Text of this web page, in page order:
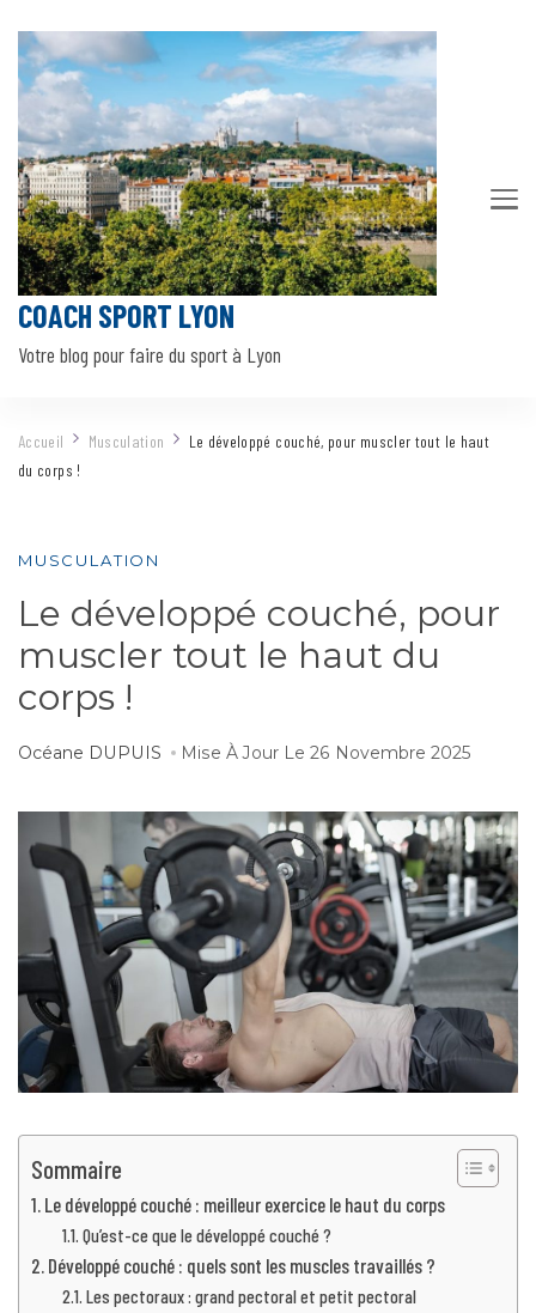
COACH SPORT LYON
Votre blog pour faire du sport à Lyon
Accueil Musculation
Le développé couché, pour muscler tout le haut
du corps !
MUSCULATION
Le développé couché, pour
muscler tout le haut du
corps !
Océane DUPUIS Mise À Jour Le 26 Novembre 2025
Sommaire
Le développé couché : meilleur exercice le haut du corps
Qu’est-ce que le développé couché ?
Développé couché : quels sont les muscles travaillés ?
Les pectoraux : grand pectoral et petit pectoral